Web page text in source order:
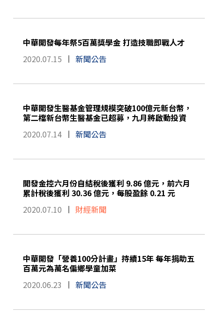
中華開發每年祭5百萬獎學金 打造技職即戰人才
2020.07.15
新聞公告
中華開發生醫基金管理規模突破100億元新台幣，
第二檔新台幣生醫基金已超募，九月將啟動投資
2020.07.14
新聞公告
開發金控六月份自結稅後獲利 9.86 億元，前六月
累計稅後獲利 30.36 億元，每股盈餘 0.21 元
2020.07.10
財經新聞
中華開發「營養100分計畫」持續15年 每年捐助五
百萬元為萬名偏鄉學童加菜
2020.06.23
新聞公告